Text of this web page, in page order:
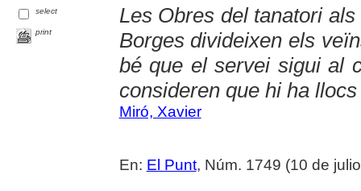
select
print
Les Obres del tanatori
Borges divideixen els
bé que el servei sigui al
consideren que hi ha
Miró, Xavier
En: El Punt, Núm. 1749 (10 de